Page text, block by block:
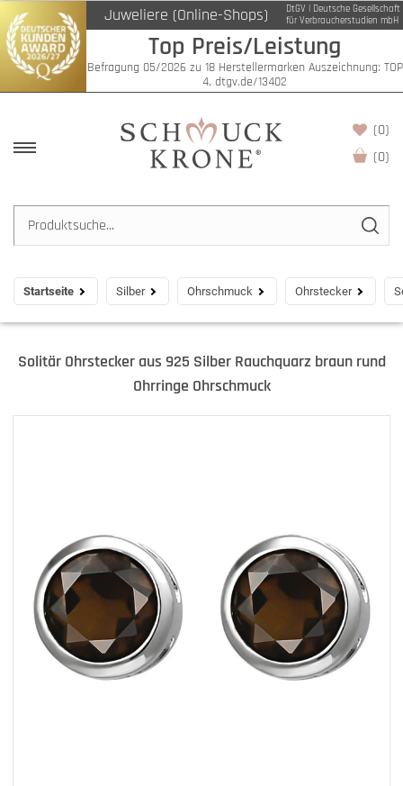
Juweliere (Online-Shops)
DtGV | Deutsche Gesellschaft
für Verbraucherstudien mbH
Top Preis/Leistung
Befragung 05/2026 zu 18 Herstellermarken Auszeichnung: TOP
4, dtgv.de/13402
(0)
(0)
Startseite Silber Ohrschmuck Ohrstecker
Solitär Ohrstecker aus 925 Silber Rauchquarz braun rund
Ohrringe Ohrschmuck